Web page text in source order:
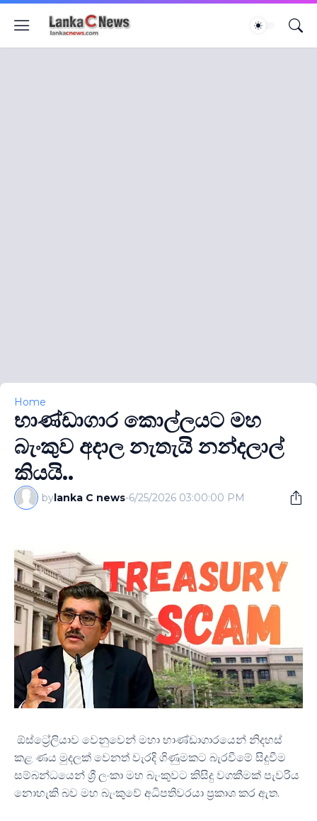
Home
භාණ්ඩාගාර කොල්ලයට මහ
බැංකුව අදාල නැතැයි නන්දලාල්
කියයි..
bylanka C news-6/25/2026 03:00:00 PM
ඕස්ට්‍රේලියාව වෙනුවෙන් මහා භාණ්ඩාගාරයෙන් නිදහස්
කළ ණය මුදලක් වෙනත් වැරදි ගිණුමකට බැරවීමේ සිදුවීම
සම්බන්ධයෙන් ශ්‍රී ලංකා මහ බැංකුවට කිසිදු වගකීමක් පැවරිය
නොහැකි බව මහ බැංකුවේ අධිපතිවරයා ප්‍රකාශ කර ඇත.